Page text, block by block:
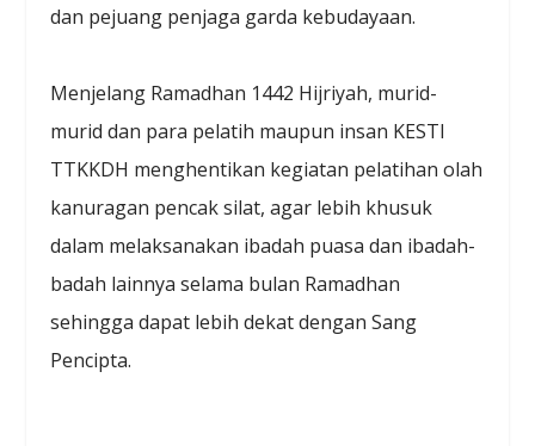
dan pejuang penjaga garda kebudayaan.
Menjelang Ramadhan 1442 Hijriyah, murid-
murid dan para pelatih maupun insan KESTI
TTKKDH menghentikan kegiatan pelatihan olah
kanuragan pencak silat, agar lebih khusuk
dalam melaksanakan ibadah puasa dan ibadah-
badah lainnya selama bulan Ramadhan
sehingga dapat lebih dekat dengan Sang
Pencipta.